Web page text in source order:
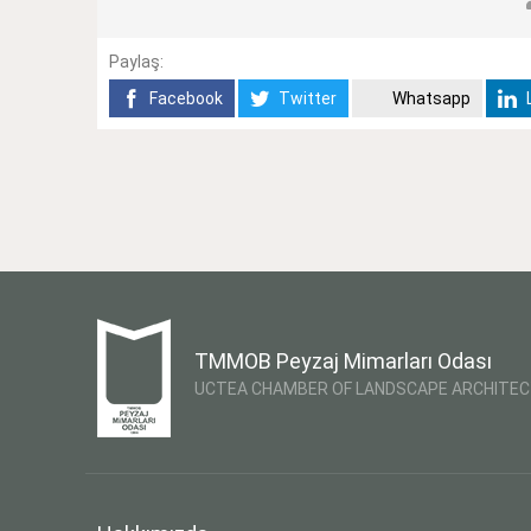
Paylaş:
Facebook
Twitter Whatsapp
TMMOB Peyzaj Mimarları Odası
UCTEA CHAMBER OF LANDSCAPE